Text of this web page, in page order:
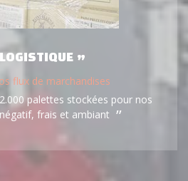
flux de marchandises
palettes stockées pour nos
frais et ambiant